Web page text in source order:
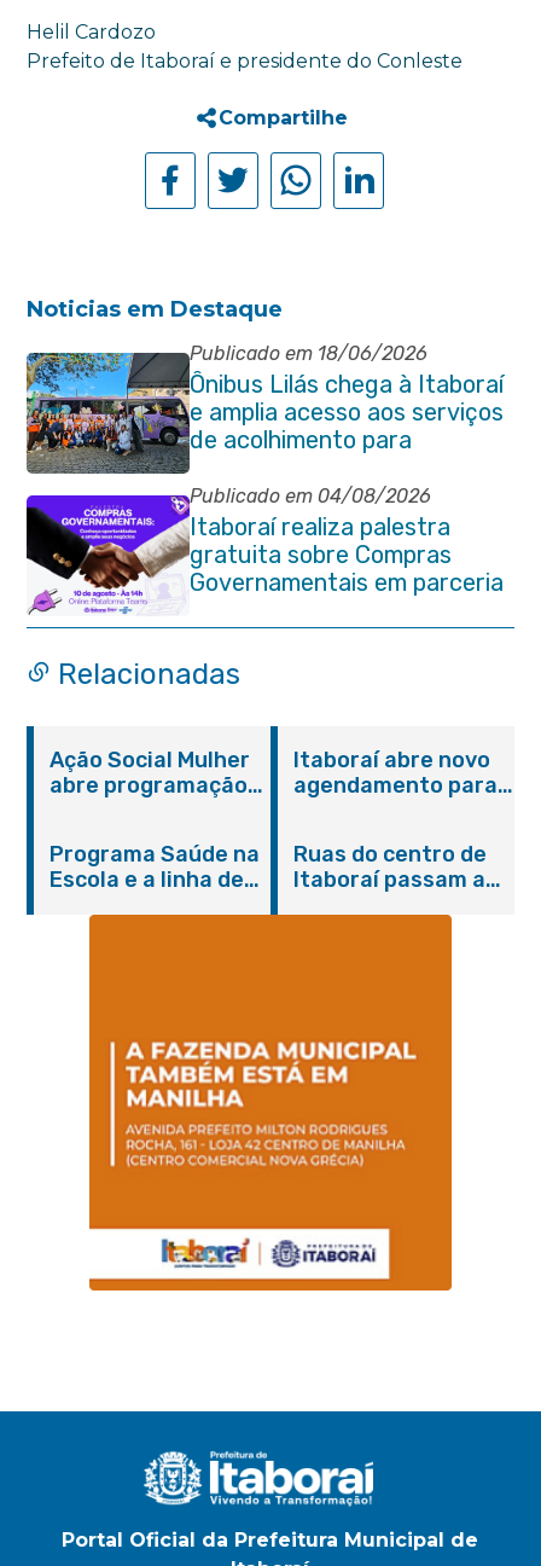
Helil Cardozo
Prefeito de Itaboraí e presidente do Conleste
Compartilhe
Noticias em Destaque
Publicado em 18/06/2026
Ônibus Lilás chega à Itaboraí
e amplia acesso aos serviços
de acolhimento para
mulheres
Publicado em 04/08/2026
Itaboraí realiza palestra
gratuita sobre Compras
Governamentais em parceria
Relacionadas
Ação Social Mulher
abre programação
serviços gratuitos e
orientações
Itaboraí abre novo
agendamento para
Programa Saúde na
Escola e a linha de
Magalhães Seabra
Ruas do centro de
Itaboraí passam a
Portal Oficial da Prefeitura Municipal de